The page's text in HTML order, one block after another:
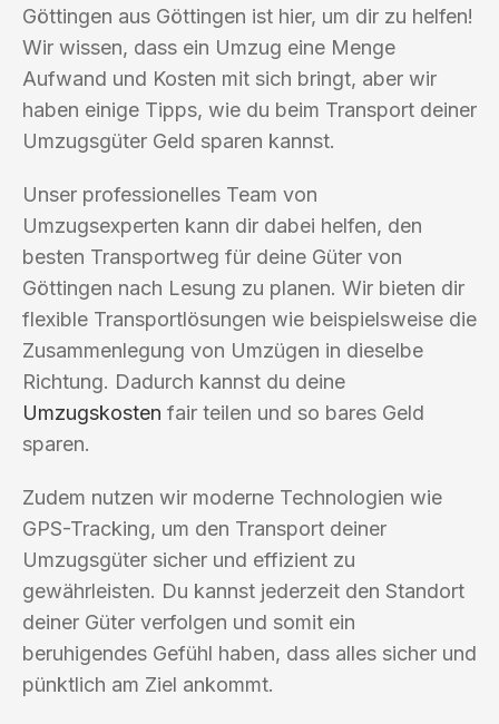
Göttingen aus Göttingen ist hier, um dir zu helfen!
Wir wissen, dass ein Umzug eine Menge
Aufwand und Kosten mit sich bringt, aber wir
haben einige Tipps, wie du beim Transport deiner
Umzugsgüter Geld sparen kannst.
Unser professionelles Team von
Umzugsexperten kann dir dabei helfen, den
besten Transportweg für deine Güter von
Göttingen nach Lesung zu planen. Wir bieten dir
flexible Transportlösungen wie beispielsweise die
Zusammenlegung von Umzügen in dieselbe
Richtung. Dadurch kannst du deine
Umzugskosten fair teilen und so bares Geld
sparen.
Zudem nutzen wir moderne Technologien wie
GPS-Tracking, um den Transport deiner
Umzugsgüter sicher und effizient zu
gewährleisten. Du kannst jederzeit den Standort
deiner Güter verfolgen und somit ein
beruhigendes Gefühl haben, dass alles sicher und
pünktlich am Ziel ankommt.